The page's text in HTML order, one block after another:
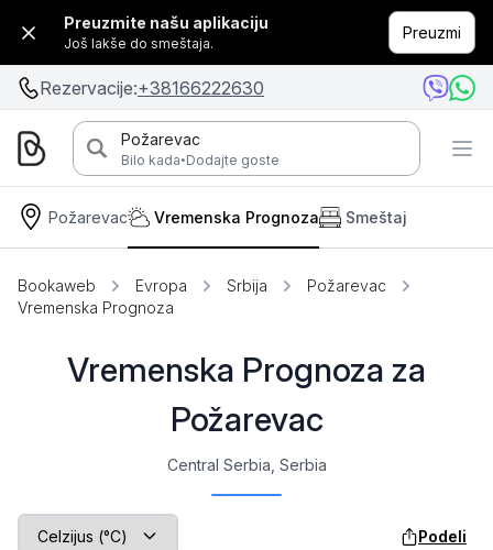
Preuzmite našu aplikaciju
Još lakše do smeštaja.
Preuzmi
Rezervacije:+38166222630
Požarevac
Bilo kada·Dodajte goste
Požarevac Smeštaj
Vremenska Prognoza
Bookaweb Evropa Srbija
Požarevac
Vremenska Prognoza
Vremenska Prognoza za
Požarevac
Central Serbia, Serbia
Podeli